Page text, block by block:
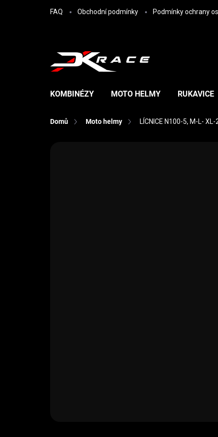
FAQ
Obchodní podmínky Podmínky ochrany
KOMBINÉZY MOTO HELMY RUKAVICE
Domů Moto helmy LÍCNICE N100-5, M-L-